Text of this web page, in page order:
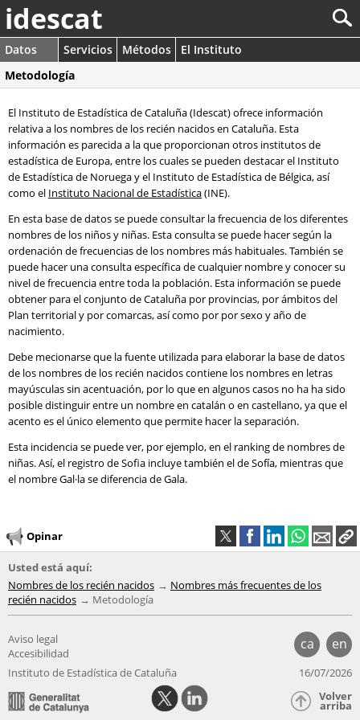
idescat
Datos Servicios Métodos
El Instituto
Metodología
El Instituto de Estadística de Cataluña (Idescat) ofrece información
relativa a los nombres de los recién nacidos en Cataluña. Esta
información es parecida a la que proporcionan otros institutos de
estadística de Europa, entre los cuales se pueden destacar el Instituto
de Estadística de Noruega y el Instituto de Estadística de Bélgica, así
como el Instituto Nacional de Estadística(INE).
En esta base de datos se puede consultar la frecuencia de los diferentes
nombres de los niños y niñas. Esta consulta se puede hacer según la
ordenación de frecuencias de los nombres más habituales. También se
puede hacer una consulta específica de cualquier nombre y conocer su
nivel de frecuencia entre toda la población. Esta información se puede
obtener para el conjunto de Cataluña por provincias, por ámbitos del
Plan territorial y por comarcas, así como por por sexo y año de
nacimiento.
Debe mecionarse que la fuente utilizada para elaborar la base de datos
de los nombres de los recién nacidos contiene los nombres en letras
mayúsculas sin acentuación, por lo que en algunos casos no ha ha sido
posible distinguir entre un nombre en catalán o en castellano, ya que el
acento es el único elemento que permite hacer la separación.
Esta incidencia se puede ver, por ejemplo, en el ranking de nombres de
niñas. Así, el registro de Sofia incluye también el de Sofía, mientras que
el nombre Gal·la se diferencia de Gala.
Opinar
Usted está aquí:
Nombres de los recién nacidos
Nombres más frecuentes de los
recién nacidos
Metodología
ca en
Aviso legal
Accesibilidad
Instituto de Estadística de Cataluña
16/07/2026
Volver
arriba